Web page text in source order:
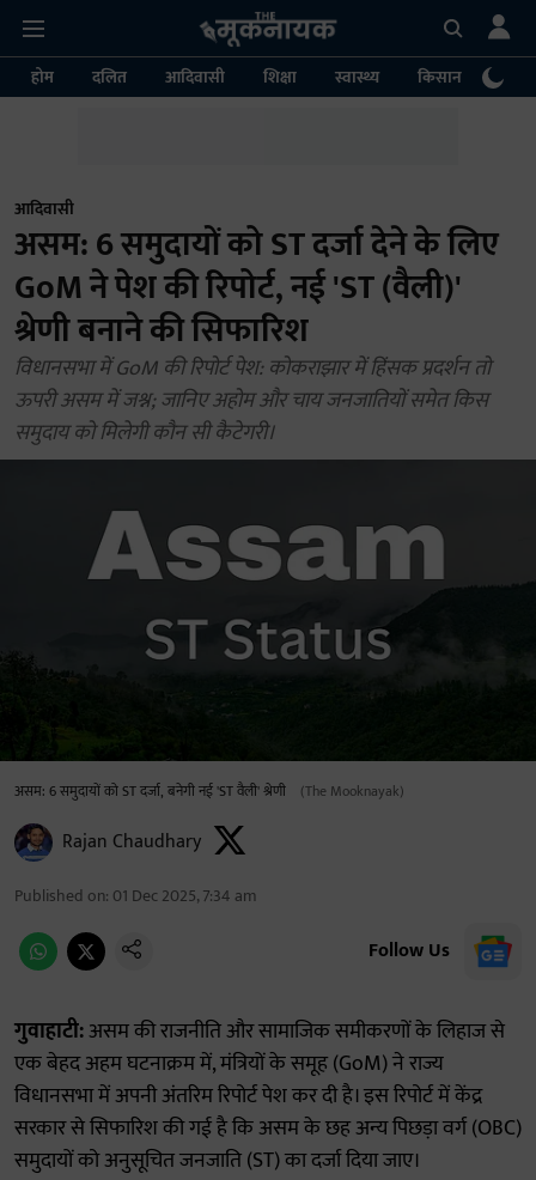
होम दलित आदिवासी शिक्षा स्वास्थ्य किसान
आदिवासी
असम: 6 समुदायों को ST दर्जा देने के लिए
GoM ने पेश की रिपोर्ट, नई 'ST (वैली)'
श्रेणी बनाने की सिफारिश
विधानसभा में GoM की रिपोर्ट पेश: कोकराझार में हिंसक प्रदर्शन तो
ऊपरी असम में जश्न; जानिए अहोम और चाय जनजातियों समेत किस
समुदाय को मिलेगी कौन सी कैटेगरी।
असम: 6 समुदायों को ST दर्जा, बनेगी नई 'ST वैली' श्रेणी (The Mooknayak)
Rajan Chaudhary
Published on: 01 Dec 2025, 7:34 am
Follow Us
गुवाहाटी:असम की राजनीति और सामाजिक समीकरणों के लिहाज से
एक बेहद अहम घटनाक्रम में, मंत्रियों के समूह (GoM) ने राज्य
विधानसभा में अपनी अंतरिम रिपोर्ट पेश कर दी है। इस रिपोर्ट में केंद्र
सरकार से सिफारिश की गई है कि असम के छह अन्य पिछड़ा वर्ग (OBC)
समुदायों को अनुसूचित जनजाति (ST) का दर्जा दिया जाए।